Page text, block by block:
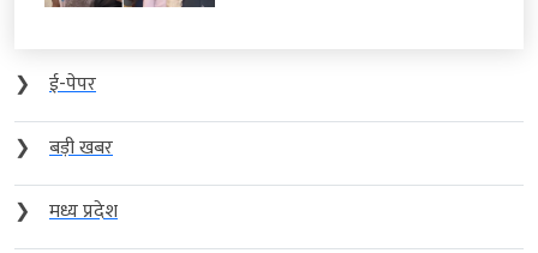
❯
ई-पेपर
❯
बड़ी खबर
❯
मध्य प्रदेश